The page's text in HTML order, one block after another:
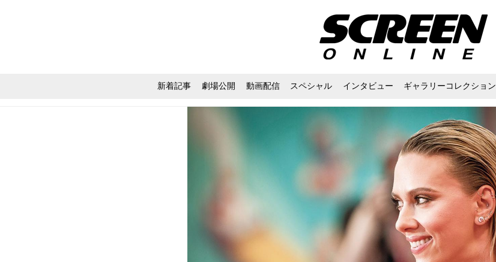
新着記事 劇場公開 動画配信 スペシャル インタビュー ギャラリーコレクション